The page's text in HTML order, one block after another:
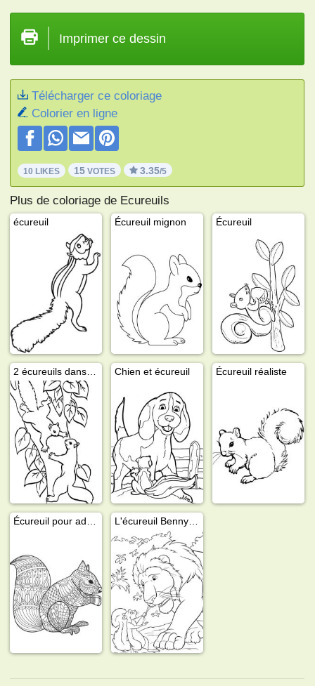
Imprimer ce dessin
Télécharger ce coloriage
Colorier en ligne
10 LIKES 15 VOTES 3.35/5
Plus de coloriage de Ecureuils
écureuil Écureuil mignon Écureuil
Chien et écureuil Écureuil réaliste